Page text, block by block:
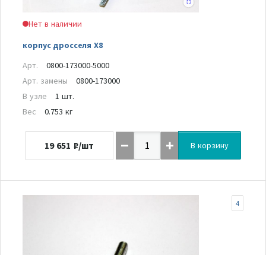
Нет в наличии
корпус дросселя Х8
Арт.
0800-173000-5000
Арт. замены
0800-173000
В узле
1 шт.
Вес
0.753 кг
19 651 ₽/шт В корзину
4